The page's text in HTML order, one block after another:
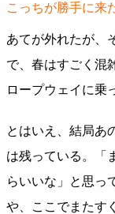
こっちが勝手に来
あてが外れたが、
で、春はすごく混
ロープウェイに乗
とはいえ、結局あ
は残っている。「
らいいな」と思っ
や、ここでまたす